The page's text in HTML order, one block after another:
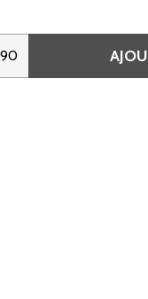
SOIN INTENSIF
QUANTITÉ DE